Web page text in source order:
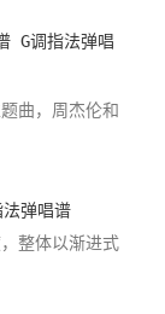
G调指法弹唱
曲，周杰伦和
弹唱谱
整体以渐进式